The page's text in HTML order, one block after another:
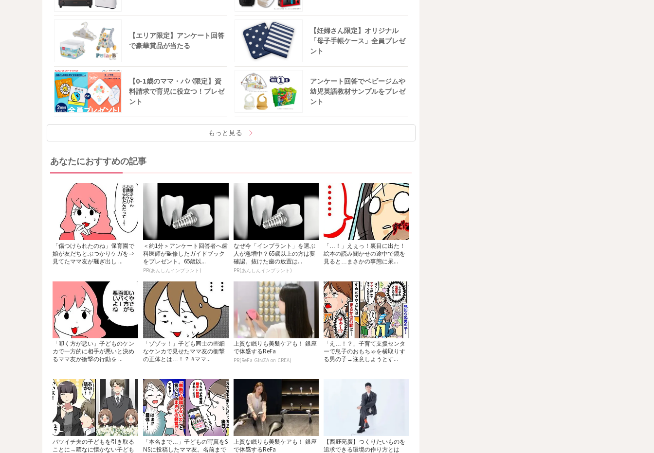
【エリア限定】アンケート回答
で豪華賞品が当たる
【妊婦さん限定】オリジナル
「母子手帳ケース」全員プレゼ
ント
【0-1歳のママ・パパ限定】資
料請求で育児に役立つ！プレゼ
ント
アンケート回答でベビージムや
幼児英語教材サンプルをプレゼ
ント
もっと見る
あなたにおすすめの記事
「傷つけられたのね」保育園で
娘が友だちとぶつかりケガを⇒
見てたママ友が騒ぎ出し ...
＜約1分＞アンケート回答者へ歯
科医師が監修したガイドブック
をプレゼント。65歳以...
PR(あんしんインプラント)
なぜ今「インプラント」を選ぶ
人が急増中？65歳以上の方は要
確認。抜けた歯の放置は...
PR(あんしんインプラント)
「…！」えぇっ！裏目に出た！
絵本の読み聞かせの途中で鏡を
見ると…まさかの事態に呆...
「叩く方が悪い」子どものケン
カで一方的に相手が悪いと決め
るママ友が衝撃の行動を ...
「ゾゾッ！」子ども同士の些細
なケンカで見せたママ友の衝撃
の正体とは…！？ #ママ...
上質な眠りも美髪ケアも！ 銀座
で体感するReFa
PR(ReFa GINZA on CREA)
「え…！？」子育て支援センタ
ーで息子のおもちゃを横取りす
る男の子→注意しようとす...
バツイチ夫の子どもを引き取る
ことに→頑なに懐かない子ども
「本名まで…」子どもの写真をS
NSに投稿したママ友。名前まで
上質な眠りも美髪ケアも！ 銀座
で体感するReFa
【西野亮廣】つくりたいものを
追求できる環境の作り方とは